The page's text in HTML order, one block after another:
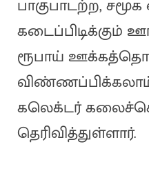
பாகுபாடற்ற,
கடைப்பிடிக்கும்
ரூபாய்
கலெக்டர்
தெரிவித்துள்ளார்.